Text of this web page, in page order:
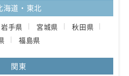
海道・東北
岩手県 宮城県
秋田県
福島県
関東